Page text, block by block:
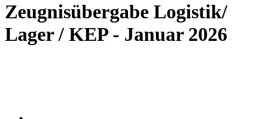
Zeugnisübergabe Logistik/
Lager / KEP - Januar 2026